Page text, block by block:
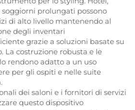
prolungati possono
di alto livello mantenendo al
degli inventari
grazie a soluzioni basate su
La costruzione robusta e le
rendono adatto a un uso
per gli ospiti e nelle suite
dei saloni e i fornitori di servizi
questo dispositivo